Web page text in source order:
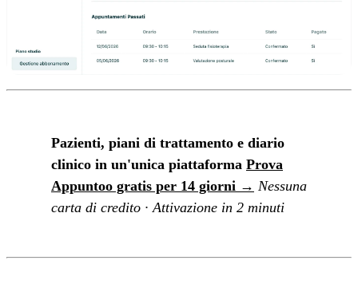
Pazienti, piani di trattamento e diario
clinico in un'unica piattaforma Prova
Appuntoo gratis per 14 giorni → Nessuna
carta di credito · Attivazione in 2 minuti